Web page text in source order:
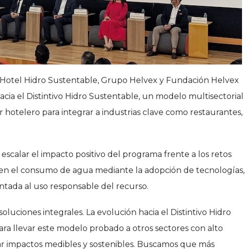
Hidro Sustentable, Grupo Helvex y Fundación Helvex
el Distintivo Hidro Sustentable, un modelo multisectorial
hotelero para integrar a industrias clave como restaurantes,
el impacto positivo del programa frente a los retos
el consumo de agua mediante la adopción de tecnologías,
al uso responsable del recurso.
integrales. La evolución hacia el Distintivo Hidro
llevar este modelo probado a otros sectores con alto
medibles y sostenibles. Buscamos que más